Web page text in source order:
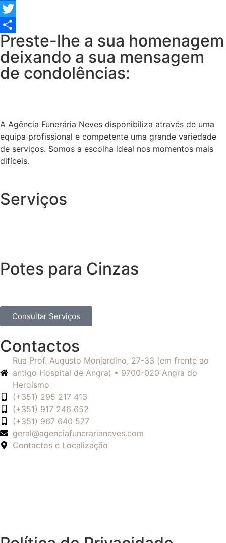
Facebook
Twitter
Share
Preste-lhe a sua homenagem
deixando a sua mensagem
de condolências:
A Agência Funerária Neves disponibiliza através de uma
equipa profissional e competente uma grande variedade
de serviços. Somos a escolha ideal nos momentos mais
difíceis.
Serviços
Potes para Cinzas
Consultar Serviços
Contactos
Rua Prof. Augusto Monjardino, 27-33 (em frente ao
antigo Hospital de Angra) • 9700-020 Angra do
Heroísmo
(+351) 295 217 413
(+351) 917 246 652
(+351) 967 640 577
geral@agenciafunerarianeves.com
Contactos e Localização